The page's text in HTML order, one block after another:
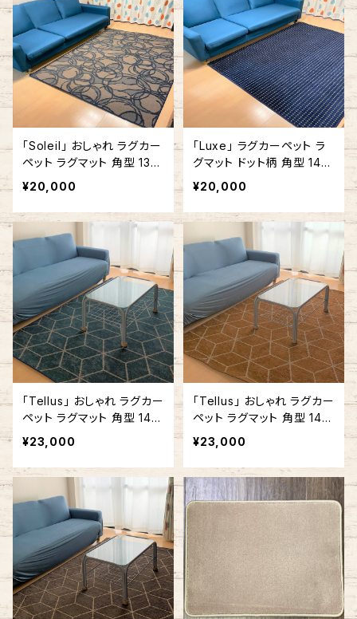
「Soleil」 おしゃれ ラグカー
ペット ラグマット 角型 132.
5cm x 180cm ブルー
¥20,000
「Luxe」 ラグカーペット ラ
グマット ドット柄 角型 140
cm x 180cm ブルー #268
¥20,000
「Tellus」 おしゃれ ラグカー
ペット ラグマット 角型 140
cm x 180cm / 140cm x 2
00cm 幾何学 ブルー #150
¥23,000
「Tellus」 おしゃれ ラグカー
ペット ラグマット 角型 140
cm x 200cm 幾何学 ライ
トブラウン #130
¥23,000